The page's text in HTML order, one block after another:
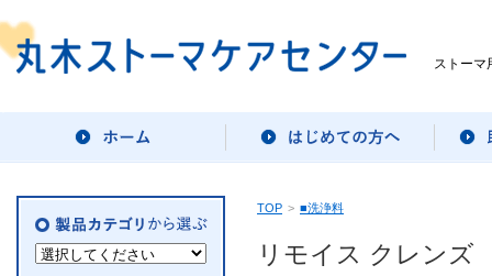
ストーマ
TOP > ■洗浄料
リモイス クレンズ